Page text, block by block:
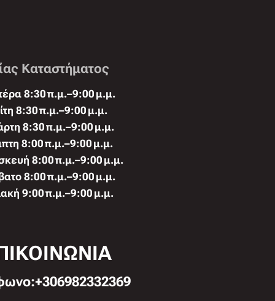
Καταστήματος
8:30 π.μ.–9:00 μ.μ.
8:30 π.μ.–9:00 μ.μ.
8:30 π.μ.–9:00 μ.μ.
8:00 π.μ.–9:00 μ.μ.
8:00 π.μ.–9:00 μ.μ.
8:00 π.μ.–9:00 μ.μ.
9:00 π.μ.–9:00 μ.μ.